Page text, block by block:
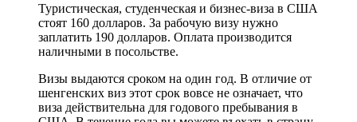
Туристическая, студенческая и бизнес-виза в США
стоят 160 долларов. За рабочую визу нужно
заплатить 190 долларов. Оплата производится
наличными в посольстве.
Визы выдаются сроком на один год. В отличие от
шенгенских виз этот срок вовсе не означает, что
виза действительна для годового пребывания в